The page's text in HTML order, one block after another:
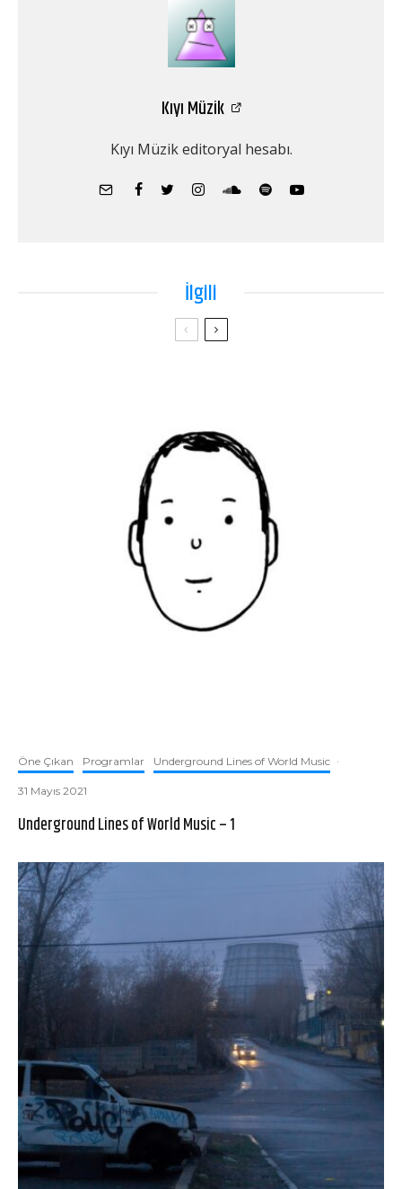
Kıyı Müzik
Kıyı Müzik editoryal hesabı.
İlgili
Öne Çıkan Programlar Underground Lines of World Music ·
31 Mayıs 2021
Underground Lines of World Music – 1